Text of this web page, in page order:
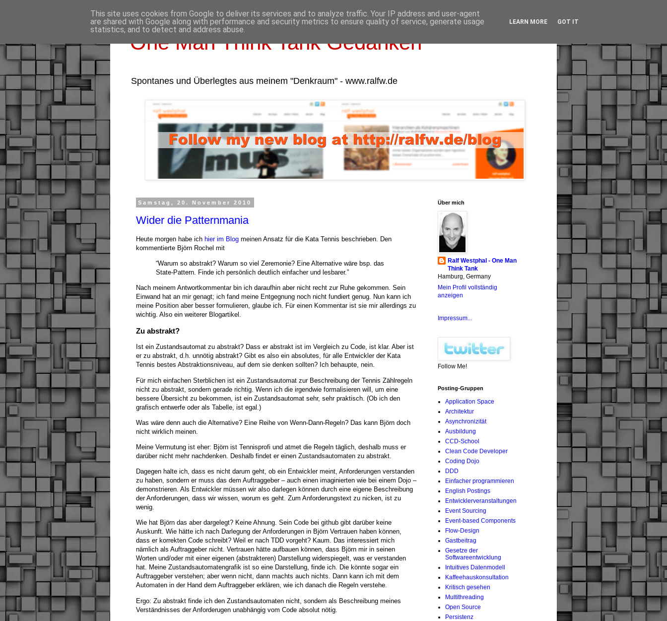
One Man Think Tank Gedanken
Spontanes und Überlegtes aus meinem "Denkraum" - www.ralfw.de
Samstag, 20. November 2010
Wider die Patternmania
Heute morgen habe ich hier im Blog meinen Ansatz für die Kata Tennis beschrieben. Den
kommentierte Björn Rochel mit
“Warum so abstrakt? Warum so viel Zeremonie? Eine Alternative wäre bsp. das
State-Pattern. Finde ich persönlich deutlich einfacher und lesbarer.”
Nach meinem Antwortkommentar bin ich daraufhin aber nicht recht zur Ruhe gekommen. Sein
Einwand hat an mir genagt; ich fand meine Entgegnung noch nicht fundiert genug. Nun kann ich
meine Position aber besser formulieren, glaube ich. Für einen Kommentar ist sie mir allerdings zu
wichtig. Also ein weiterer Blogartikel.
Zu abstrakt?
Ist ein Zustandsautomat zu abstrakt? Dass er abstrakt ist im Vergleich zu Code, ist klar. Aber ist
er zu abstrakt, d.h. unnötig abstrakt? Gibt es also ein absolutes, für alle Entwickler der Kata
Tennis bestes Abstraktionsniveau, auf dem sie denken sollten? Ich behaupte, nein.
Für mich einfachen Sterblichen ist ein Zustandsautomat zur Beschreibung der Tennis Zählregeln
nicht zu abstrakt, sondern gerade richtig. Wenn ich die irgendwie formalisieren will, um eine
bessere Übersicht zu bekommen, ist ein Zustandsautomat sehr, sehr praktisch. (Ob ich den
grafisch entwerfe oder als Tabelle, ist egal.)
Was wäre denn auch die Alternative? Eine Reihe von Wenn-Dann-Regeln? Das kann Björn doch
nicht wirklich meinen.
Meine Vermutung ist eher: Björn ist Tennisprofi und atmet die Regeln täglich, deshalb muss er
darüber nicht mehr nachdenken. Deshalb findet er einen Zustandsautomaten zu abstrakt.
Dagegen halte ich, dass es nicht darum geht, ob ein Entwickler meint, Anforderungen verstanden
zu haben, sondern er muss das dem Auftraggeber – auch einen imaginierten wie bei einem Dojo –
demonstrieren. Als Entwickler müssen wir also darlegen können durch eine eigene Beschreibung
der Anforderungen, dass wir wissen, worum es geht. Zum Anforderungstext zu nicken, ist zu
wenig.
Wie hat Björn das aber dargelegt? Keine Ahnung. Sein Code bei github gibt darüber keine
Auskunft. Wie hätte ich nach Darlegung der Anforderungen in Björn Vertrauen haben können,
dass er korrekten Code schreibt? Weil er nach TDD vorgeht? Kaum. Das interessiert mich
nämlich als Auftraggeber nicht. Vertrauen hätte aufbauen können, dass Björn mir in seinen
Worten und/oder mit einer eigenen (abstrakteren) Darstellung widerspiegelt, was er verstanden
hat. Meine Zustandsautomatengrafik ist so eine Darstellung, finde ich. Die könnte sogar ein
Auftraggeber verstehen; aber wenn nicht, dann machts auch nichts. Dann kann ich mit dem
Automaten in der Hand dem Auftraggeber erklären, wie ich danach die Regeln verstehe.
Ergo: Zu abstrakt finde ich den Zustandsautomaten nicht, sondern als Beschreibung meines
Verständnisses der Anforderugen unabhängig vom Code absolut nötig.
Über mich
Ralf Westphal - One Man
Think Tank
Hamburg, Germany
Mein Profil vollständig
anzeigen
Impressum...
Follow Me!
Posting-Gruppen
Application Space
Architektur
Asynchronizität
Ausbildung
CCD-School
Clean Code Developer
Coding Dojo
DDD
Einfacher programmieren
English Postings
Entwicklerveranstaltungen
Event Sourcing
Event-based Components
Flow-Design
Gastbeitrag
Gesetze der
Softwareentwicklung
Intuitives Datenmodell
Kaffeehauskonsultation
Kritisch gesehen
Multithreading
Open Source
Persistenz
This site uses cookies from Google to deliver its services and to analyze traffic. Your IP address and user-agent
are shared with Google along with performance and security metrics to ensure quality of service, generate usage
statistics, and to detect and address abuse.
LEARN MORE GOT IT